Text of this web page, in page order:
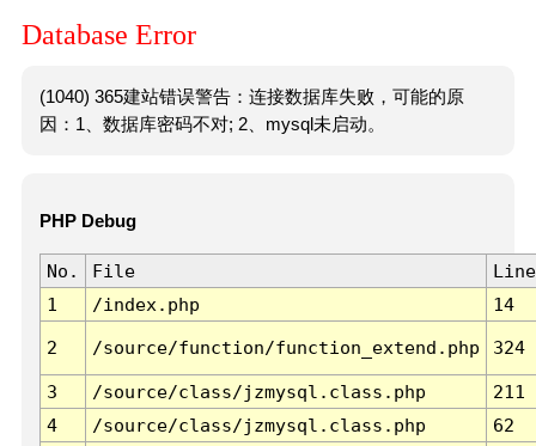
Database Error
(1040) 365建站错误警告：连接数据库失败，可能的原
因：1、数据库密码不对; 2、mysql未启动。
PHP Debug
No. File
Line
1
/index.php 14
2 /source/function/function_extend.php 324
3 /source/class/jzmysql.class.php
211
4
/source/class/jzmysql.class.php
62